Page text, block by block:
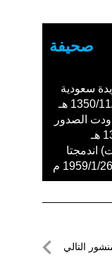
صحيفة
سعودية
أسسها: محمد صالح نصيف في 1350/11/27 هـ
وعاودت الصدور
باسم (البلاد السعودية) في 1365/4/1 هـ
اندمجتا
التالي